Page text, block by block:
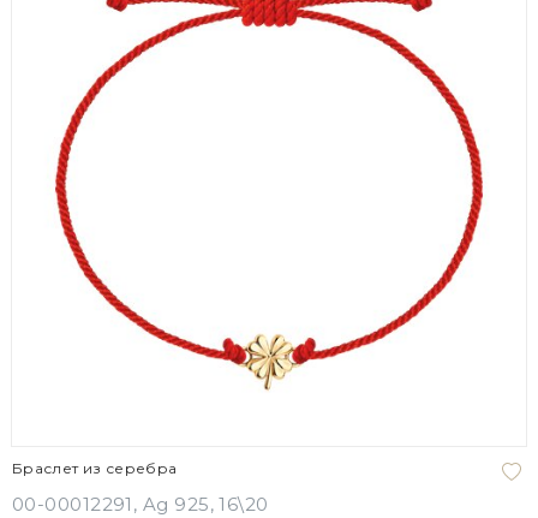
Браслет из серебра
00-00012291, Ag 925, 16\20